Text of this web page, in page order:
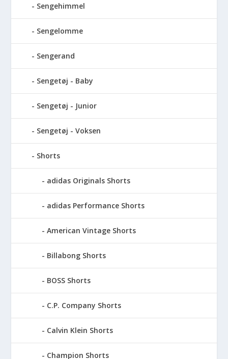
Sengehimmel
Sengelomme
Sengerand
Sengetøj - Baby
Sengetøj - Junior
Sengetøj - Voksen
Shorts
adidas Originals Shorts
adidas Performance Shorts
American Vintage Shorts
Billabong Shorts
BOSS Shorts
C.P. Company Shorts
Calvin Klein Shorts
Champion Shorts